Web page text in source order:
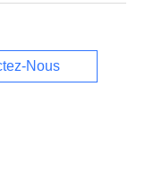
Nous